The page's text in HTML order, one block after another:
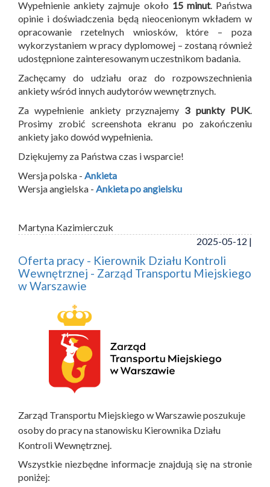
Wypełnienie ankiety zajmuje około 15 minut. Państwa
opinie i doświadczenia będą nieocenionym wkładem w
opracowanie rzetelnych wniosków, które – poza
wykorzystaniem w pracy dyplomowej – zostaną również
udostępnione zainteresowanym uczestnikom badania.
Zachęcamy do udziału oraz do rozpowszechnienia
ankiety wśród innych audytorów wewnętrznych.
Za wypełnienie ankiety przyznajemy 3 punkty PUK.
Prosimy zrobić screenshota ekranu po zakończeniu
ankiety jako dowód wypełnienia.
Dziękujemy za Państwa czas i wsparcie!
Wersja polska - Ankieta
Wersja angielska - Ankieta po angielsku
Martyna Kazimierczuk
2025-05-12 |
Oferta pracy - Kierownik Działu Kontroli
Wewnętrznej - Zarząd Transportu Miejskiego
w Warszawie
Zarząd Transportu Miejskiego w Warszawie poszukuje
osoby do pracy na stanowisku Kierownika Działu
Kontroli Wewnętrznej.
Wszystkie niezbędne informacje znajdują się na stronie
poniżej: